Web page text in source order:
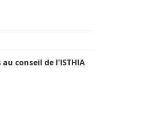
au conseil de l'ISTHIA